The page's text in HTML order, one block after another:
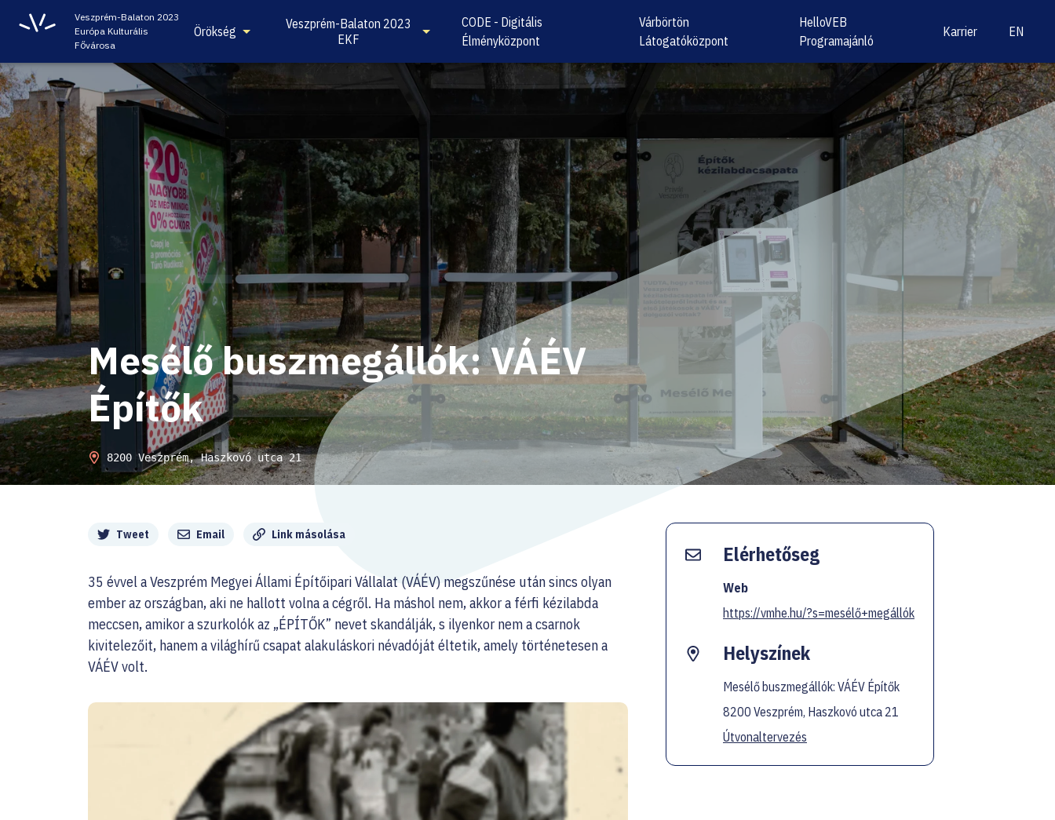
Veszprém-Balaton 2023
Európa Kulturális
Fővárosa
Örökség
Veszprém-Balaton 2023
EKF
CODE - Digitális
Élményközpont
Várbörtön
Látogatóközpont
HelloVEB
Programajánló
Karrier EN
Mesélő buszmegállók: VÁÉV
Építők
8200 Veszprém, Haszkovó utca 21
Tweet Email Link másolása
35 évvel a Veszprém Megyei Állami Építőipari Vállalat (VÁÉV) megszűnése után sincs olyan
ember az országban, aki ne hallott volna a cégről. Ha máshol nem, akkor a férfi kézilabda
meccsen, amikor a szurkolók az „ÉPÍTŐK” nevet skandálják, s ilyenkor nem a csarnok
kivitelezőit, hanem a világhírű csapat alakuláskori névadóját éltetik, amely történetesen a
VÁÉV volt.
Elérhetőseg
Web
https://vmhe.hu/?s=mesélő+megállók
Helyszínek
Mesélő buszmegállók: VÁÉV Építők
8200 Veszprém, Haszkovó utca 21
Útvonaltervezés